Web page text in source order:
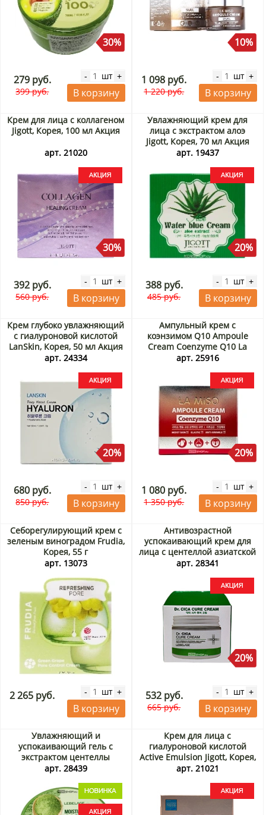
30%
279 руб.
399 руб.
- шт +
В корзину
10%
1 098 руб.
1 220 руб.
- шт +
В корзину
Крем для лица с коллагеном
Jigott, Корея, 100 мл Акция
арт. 21020
30%
392 руб.
560 руб.
- шт +
В корзину
Увлажняющий крем для
лица с экстрактом алоэ
Jigott, Корея, 70 мл Акция
арт. 19437
20%
388 руб.
485 руб.
- шт +
В корзину
Крем глубоко увлажняющий
с гиалуроновой кислотой
LanSkin, Корея, 50 мл Акция
арт. 24334
20%
680 руб.
850 руб.
- шт +
В корзину
Ампульный крем с
коэнзимом Q10 Ampoule
Cream Coenzyme Q10 La
Miso, Корея, 50 г Акция
арт. 25916
20%
1 080 руб.
1 350 руб.
- шт +
В корзину
Себорегулирующий крем с
зеленым виноградом Frudia,
Корея, 55 г
арт. 13073
2 265 руб. - шт +
В корзину
Антивозрастной
успокаивающий крем для
лица с центеллой азиатской
«Доктор Центелла» (Dr. Cica
Корея, 70 мл Акция
арт. 28341
20%
532 руб.
665 руб.
- шт +
В корзину
Увлажняющий и
успокаивающий гель с
экстрактом центеллы
азиатской (Moisture Cica
Корея, 300 мл Акция
арт. 28439
Крем для лица с
гиалуроновой кислотой
Active Emulsion Jigott, Корея,
50 мл Акция
арт. 21021